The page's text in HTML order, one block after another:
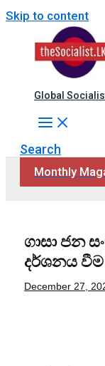
Skip to content
Global
Search
Monthly
ගාසා ජන
දර්ශනය
December 27,